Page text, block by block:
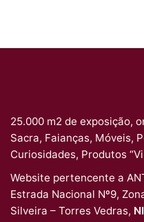
25.000 m2 de exposição,
Sacra, Faianças, Móveis,
Curiosidades, Produtos
Website pertencente a
Estrada Nacional Nº9,
Silveira – Torres Vedras,